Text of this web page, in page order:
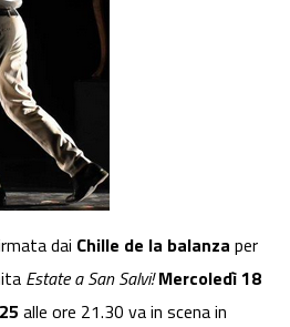
dai Chille de la balanza per
Estate a San Salvi!Mercoledì 18
alle ore 21.30 va in scena in